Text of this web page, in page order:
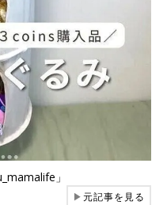
」
▶元記事を見る